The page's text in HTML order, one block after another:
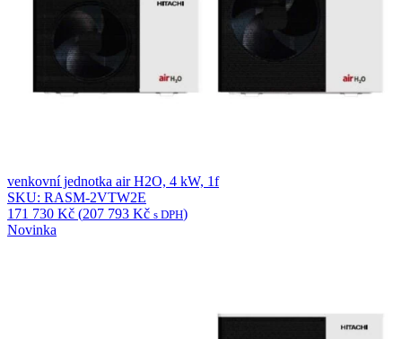
venkovní jednotka air H2O, 4 kW, 1f
SKU: RASM-2VTW2E
171 730 Kč (207 793 Kč s DPH)
Novinka